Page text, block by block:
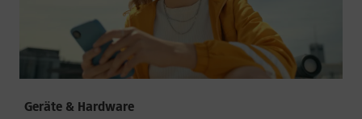
Geräte & Hardware